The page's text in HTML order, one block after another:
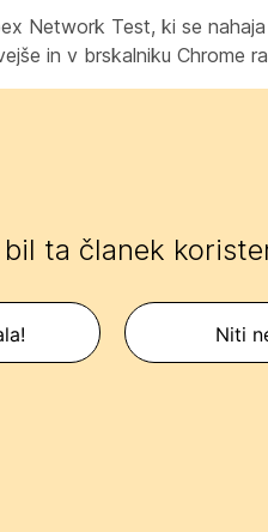
Network Test, ki se
in v brskalniku Chrome
ta članek
Niti